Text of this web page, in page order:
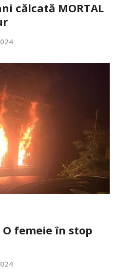
călcată MORTAL
femeie în stop